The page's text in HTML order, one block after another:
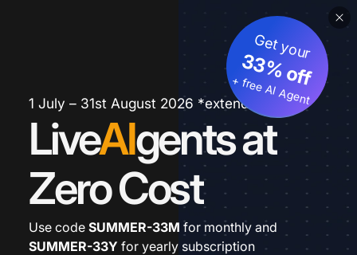
1 July – 31st August 2026 *extended
LiveAIgents at
Zero Cost
Get your
33% off
+ free AI Agent
Use code SUMMER-33M for monthly and
SUMMER-33Y for yearly subscription